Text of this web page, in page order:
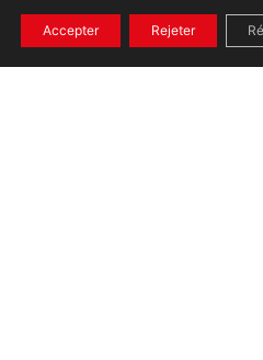
Accepter Rejeter